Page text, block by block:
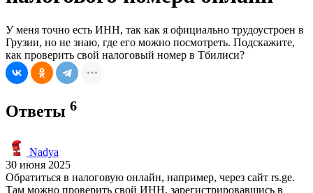
У меня точно есть ИНН, так как я официально трудоустроен в
Грузии, но не знаю, где его можно посмотреть. Подскажите,
как проверить свой налоговый номер в Тбилиси?
Ответы 6
Nadya
30 июня 2025
Обратиться в налоговую онлайн, например, через сайт rs.ge.
Там можно проверить свой ИНН, зарегистрировавшись в